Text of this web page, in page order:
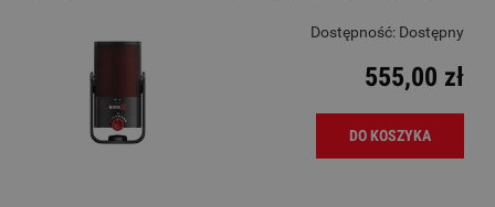
Dostępność: Dostępny
555,00 zł
DO KOSZYKA